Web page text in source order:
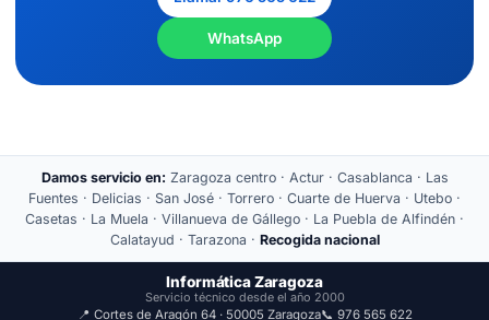
WhatsApp
Damos servicio en: Zaragoza centro · Actur · Casablanca · Las
Fuentes · Delicias · San José · Torrero · Cuarte de Huerva · Utebo ·
Casetas · La Muela · Villanueva de Gállego · La Puebla de Alfindén ·
Calatayud · Tarazona · Recogida nacional
Informática Zaragoza
Servicio técnico desde el año 2000
📍 Cortes de Aragón 64 · 50005 Zaragoza📞 976 565 622